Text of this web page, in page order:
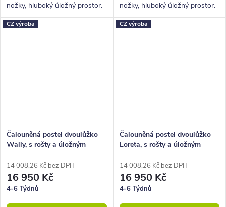
nožky, hluboký úložný prostor.
nožky, hluboký úložný prostor.
CZ výroba
Čalouněná postel dvoulůžko
Wally, s rošty a úložným
14 008,26 Kč bez DPH
16 950 Kč
4-6 Týdnů
CZ výroba
Čalouněná postel dvoulůžko
Loreta, s rošty a úložným
14 008,26 Kč bez DPH
16 950 Kč
4-6 Týdnů